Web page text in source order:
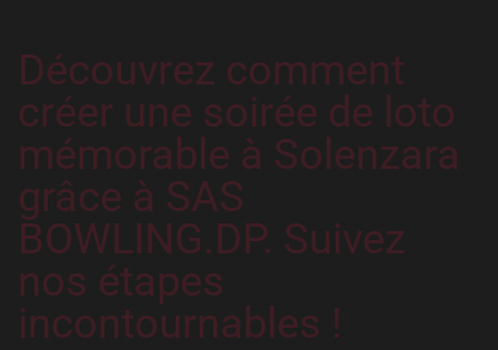
Découvrez comment
créer une soirée de loto
mémorable à Solenzara
grâce à SAS
BOWLING.DP. Suivez
nos étapes
incontournables !